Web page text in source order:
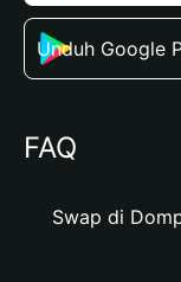
Unduh Google
FAQ
Swap di